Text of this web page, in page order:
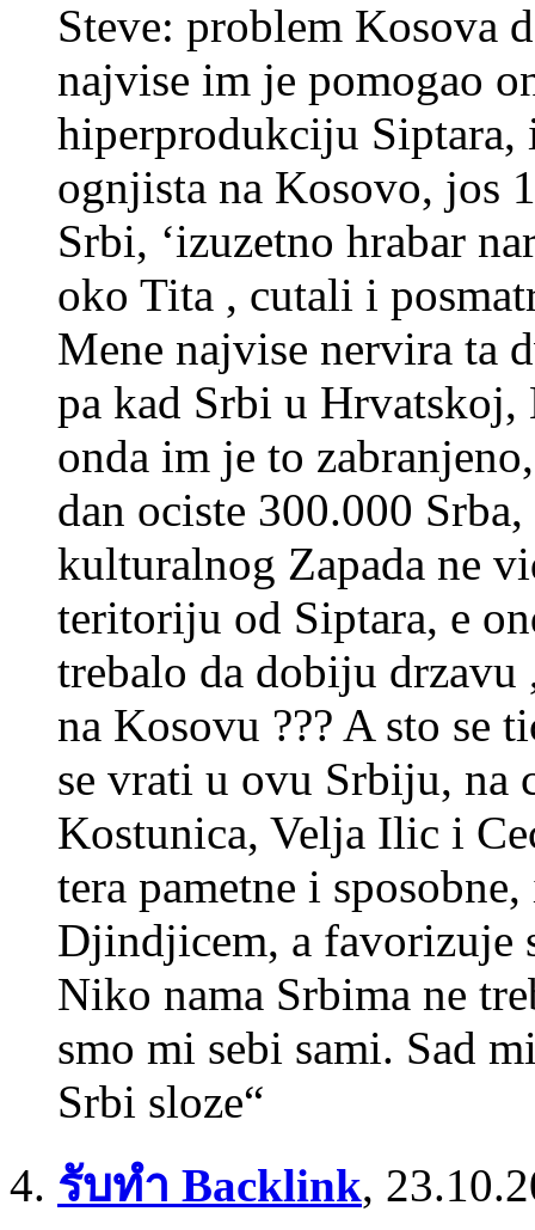
Steve: problem Kosova
najvise im je pomogao
hiperprodukciju Siptara,
ognjista na Kosovo, jos
Srbi, ‘izuzetno hrabar
oko Tita , cutali i
Mene najvise nervira ta
pa kad Srbi u Hrvatskoj,
onda im je to
dan ociste 300.000
kulturalnog Zapada ne
teritoriju od Siptara, e
trebalo da dobiju drzavu
na Kosovu ??? A sto se
se vrati u ovu Srbiju, na
Kostunica, Velja Ilic i
tera pametne i
Djindjicem, a favorizuje
Niko nama Srbima ne
smo mi sebi sami. Sad
Srbi sloze“
รับทำ Backlink,